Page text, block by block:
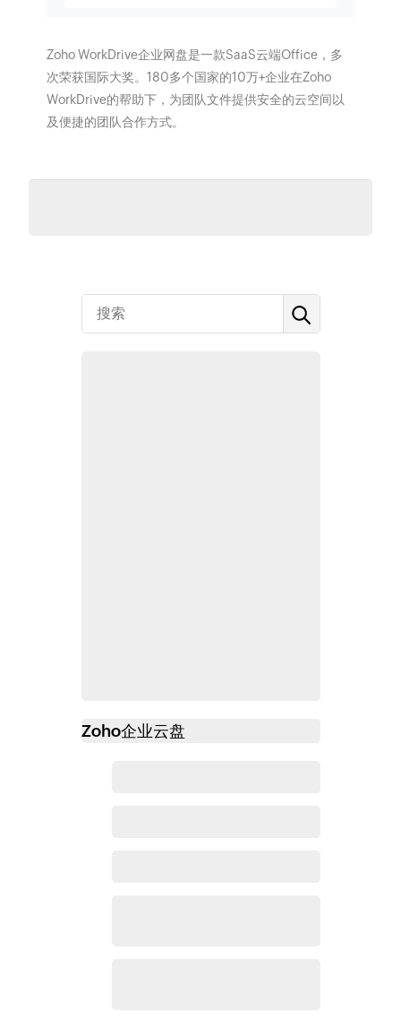
Zoho WorkDrive企业网盘是一款SaaS云端Office，多
次荣获国际大奖。180多个国家的10万+企业在Zoho
WorkDrive的帮助下，为团队文件提供安全的云空间以
及便捷的团队合作方式。
Zoho企业云盘